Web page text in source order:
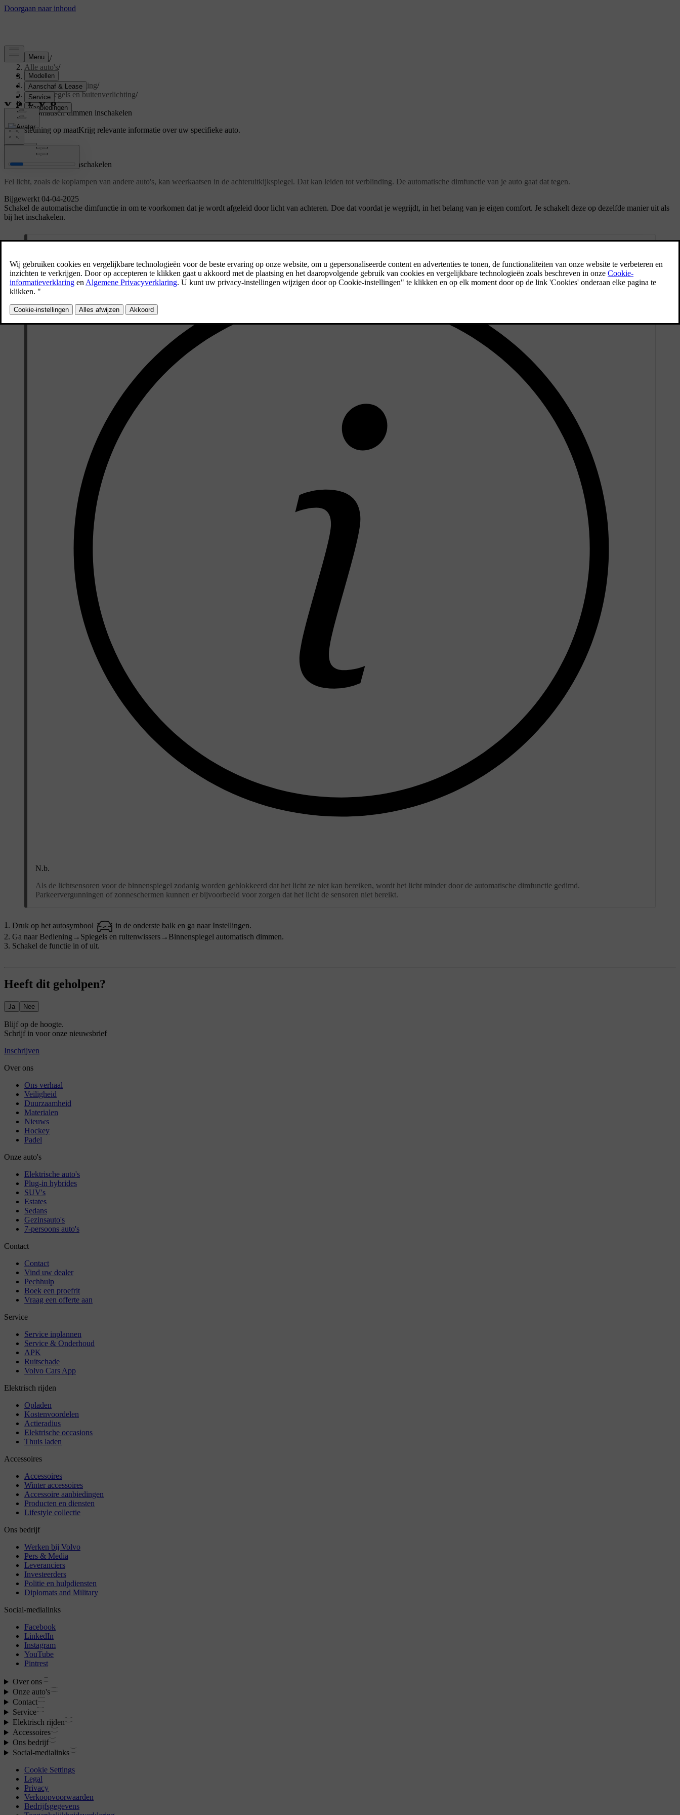
Support/
Alle auto's/
V60 2026
Gebruikershandleiding/
Zicht, spiegels en buitenverlichting/
Spiegels/
Automatisch dimmen inschakelen
Ondersteuning op maatKrijg relevante informatie over uw specifieke auto.
Bijgewerkt 04-04-2025
Automatisch dimmen inschakelen
Fel licht, zoals de koplampen van andere auto's, kan weerkaatsen in de achteruitkijkspiegel. Dat kan leiden tot verblinding. De automatische dimfunctie van je auto gaat dat tegen.
Schakel de automatische dimfunctie in om te voorkomen dat je wordt afgeleid door licht van achteren. Doe dat voordat je wegrijdt, in het belang van je eigen comfort. Je schakelt deze op dezelfde manier uit als
bij het inschakelen.
N.b.
Als de lichtsensoren voor de binnenspiegel zodanig worden geblokkeerd dat het licht ze niet kan bereiken, wordt het licht minder door de automatische dimfunctie gedimd.
Parkeervergunningen of zonneschermen kunnen er bijvoorbeeld voor zorgen dat het licht de sensoren niet bereikt.
Druk op het autosymbool in de onderste balk en ga naar Instellingen
Ga naar Bediening → Spiegels en ruitenwissers→ Binnenspiegel automatisch dimmen.
Schakel de functie in of uit.
Heeft dit geholpen?
Ja Nee